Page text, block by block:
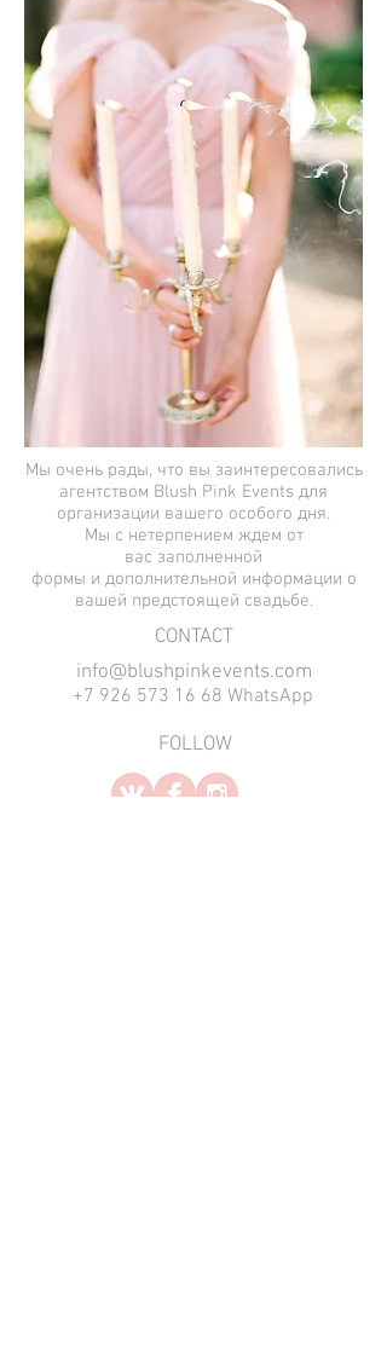
Мы очень рады, что вы заинтересовались
агентством Blush Pink Events для
организации вашего особого дня.
Мы с нетерпением ждем от
вас заполненной
формы и дополнительной информации о
вашей предстоящей свадьбе.
​CONTACT
info@blushpinkevents.com
+7 926 573 16 68 WhatsApp
FOLLOW